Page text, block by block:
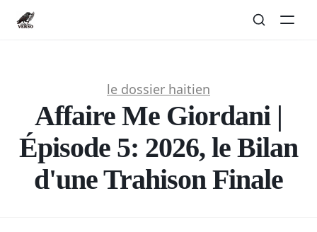
le dossier haitien
Affaire Me Giordani |
Épisode 5: 2026, le Bilan
d'une Trahison Finale